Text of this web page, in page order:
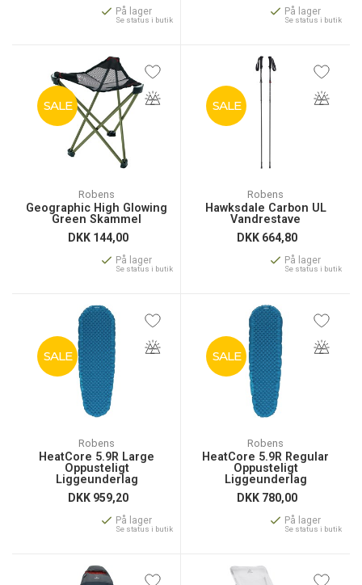
På lager
Se status i butik
På lager
Se status i butik
SALE
Robens
Geographic High Glowing
Green Skammel
DKK 144,00
På lager
Se status i butik
SALE
Robens
Hawksdale Carbon UL
Vandrestave
DKK 664,80
På lager
Se status i butik
SALE
Robens
HeatCore 5.9R Large
Oppusteligt
Liggeunderlag
DKK 959,20
På lager
Se status i butik
SALE
Robens
HeatCore 5.9R Regular
Oppusteligt
Liggeunderlag
DKK 780,00
På lager
Se status i butik